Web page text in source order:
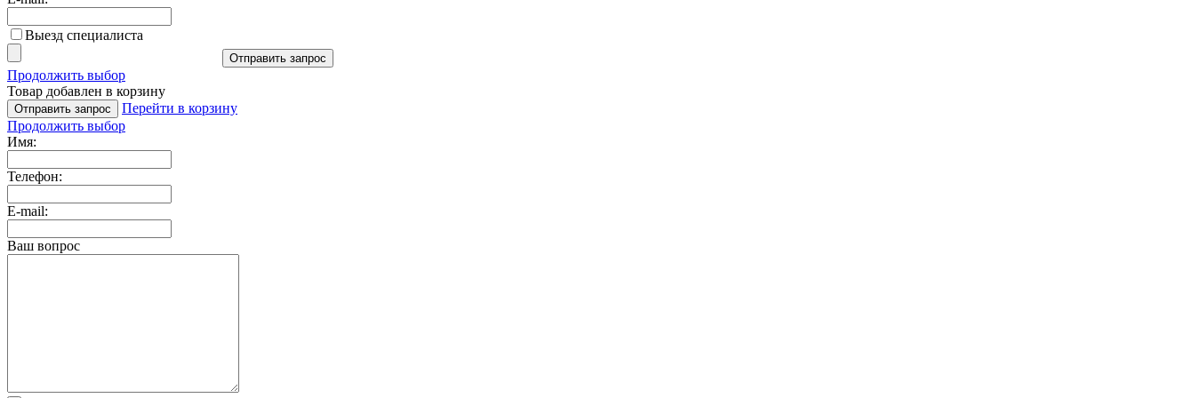
Выезд специалиста
Отправить запрос
Продолжить выбор
Товар добавлен в корзину
Отправить запрос
Перейти в корзину
Продолжить выбор
Имя:
Телефон:
E-mail:
Ваш вопрос